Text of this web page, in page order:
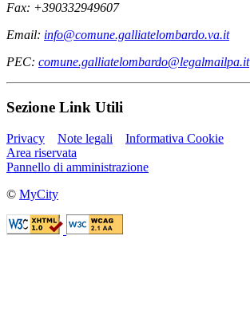
Fax: +390332949607
Email: info@comune.galliatelombardo.va.it
PEC: comune.galliatelombardo@legalmailpa.it
Sezione Link Utili
Privacy Note legali
Informativa Cookie
Area riservata
Pannello di amministrazione
© MyCity